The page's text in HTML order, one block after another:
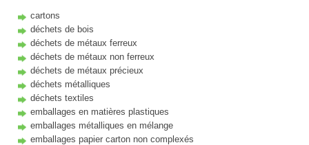
cartons
déchets de bois
déchets de métaux ferreux
déchets de métaux non ferreux
déchets de métaux précieux
déchets métalliques
déchets textiles
emballages en matières plastiques
emballages métalliques en mélange
emballages papier carton non complexés